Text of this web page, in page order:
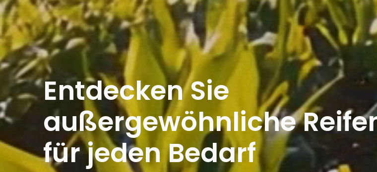
Entdecken Sie
außergewöhnliche
für jeden Bedarf